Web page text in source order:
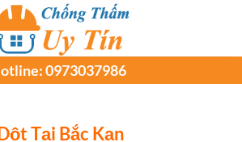
0973037986
Tại Bắc Kạn